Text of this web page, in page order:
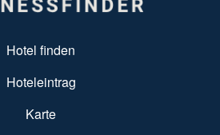
Hotel finden
Hoteleintrag
Karte